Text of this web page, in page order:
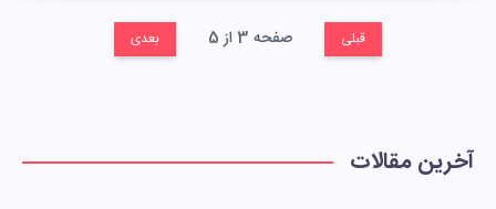
قبلی صفحه 3 از 5 بعدی
آخرین مقالات